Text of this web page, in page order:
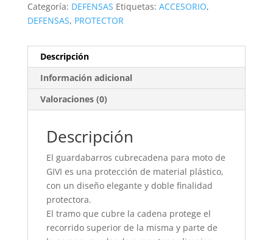
Categoría: DEFENSAS Etiquetas: ACCESORIO,
DEFENSAS, PROTECTOR
Descripción
Información adicional
Valoraciones (0)
Descripción
El guardabarros cubrecadena para moto de
GIVI es una protección de material plástico,
con un diseño elegante y doble finalidad
protectora.
El tramo que cubre la cadena protege el
recorrido superior de la misma y parte de